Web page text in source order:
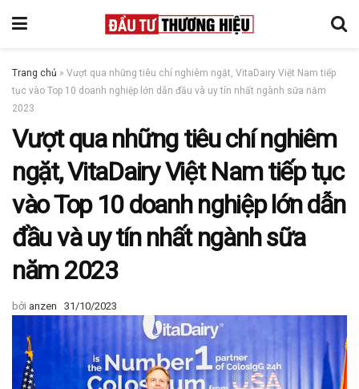
Trang chủ » Vượt qua những tiêu chí nghiêm ngặt, VitaDairy Việt Nam tiếp
tục vào Top 10 doanh nghiệp lớn dẫn đầu và uy tín nhất ngành sữa năm
2023
Vượt qua những tiêu chí nghiêm
ngặt, VitaDairy Việt Nam tiếp tục
vào Top 10 doanh nghiệp lớn dẫn
đầu và uy tín nhất ngành sữa
năm 2023
bởi anzen 31/10/2023